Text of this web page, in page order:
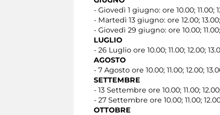
- Giovedì 1 giugno: ore 10.00; 11.00;
- Martedì 13 giugno: ore 12.00; 13.00;
- Giovedì 29 giugno: ore 10.00; 11.00;
LUGLIO
- 26 Luglio ore 10.00; 11.00; 12.00;
AGOSTO
- 7 Agosto ore 10.00; 11.00; 12.00;
SETTEMBRE
- 13 Settembre ore 10.00; 11.00;
- 27 Settembre ore 10.00; 11.00;
OTTOBRE